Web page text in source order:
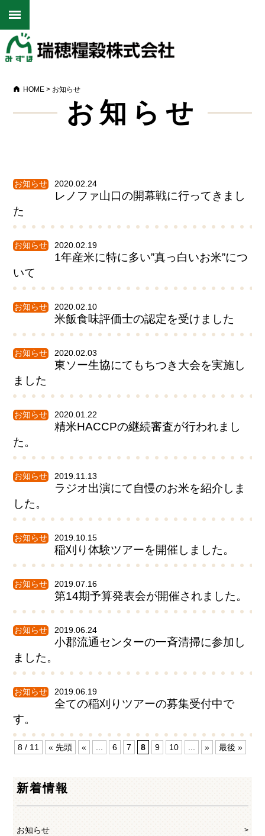
HOME > お知らせ
お知らせ
お知らせ 2020.02.24
レノファ山口の開幕戦に行ってきまし
た
お知らせ 2020.02.19
1年産米に特に多い”真っ白いお米”につ
いて
お知らせ 2020.02.10
米飯食味評価士の認定を受けました
お知らせ 2020.02.03
東ソー生協にてもちつき大会を実施し
ました
お知らせ 2020.01.22
精米HACCPの継続審査が行われまし
た。
お知らせ 2019.11.13
ラジオ出演にて自慢のお米を紹介しま
した。
お知らせ 2019.10.15
稲刈り体験ツアーを開催しました。
お知らせ 2019.07.16
第14期予算発表会が開催されました。
お知らせ 2019.06.24
小郡流通センターの一斉清掃に参加し
ました。
お知らせ 2019.06.19
全ての稲刈りツアーの募集受付中で
す。
8 / 11 « 先頭 « 6 7 8 9 10 » 最後 »
新着情報
お知らせ